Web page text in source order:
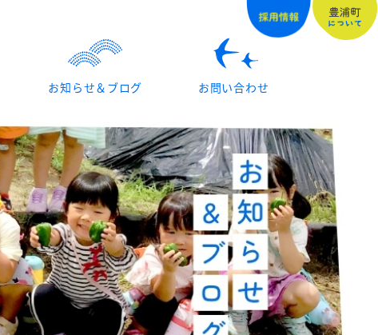
お知らせ＆ブログ お問い合わせ